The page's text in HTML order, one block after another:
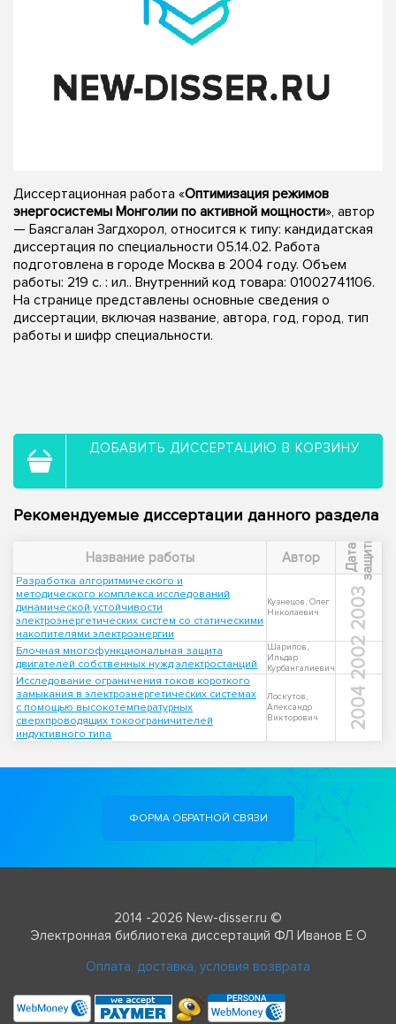
Диссертационная работа «Оптимизация режимов
энергосистемы Монголии по активной мощности», автор
— Баясгалан Загдхорол, относится к типу: кандидатская
диссертация по специальности 05.14.02. Работа
подготовлена в городе Москва в 2004 году. Объем
работы: 219 с. : ил.. Внутренний код товара: 01002741106.
На странице представлены основные сведения о
диссертации, включая название, автора, год, город, тип
работы и шифр специальности.
ДОБАВИТЬ ДИССЕРТАЦИЮ В КОРЗИНУ
Рекомендуемые диссертации данного раздела
Название работы Автор Д
а
т
а
з
а
щ
и
т ы
Разработка алгоритмического и
методического комплекса исследований
динамической устойчивости
электроэнергетических систем со статическими
накопителями электроэнергии
Кузнецов, Олег
Николаевич
2003
Блочная многофункциональная защита
двигателей собственных нужд электростанций
Шарипов,
Ильдар
Курбангалиевич
2002
Исследование ограничения токов короткого
замыкания в электроэнергетических системах
с помощью высокотемпературных
сверхпроводящих токоограничителей
индуктивного типа
Лоскутов,
Александр
Викторович
2004
ФОРМА ОБРАТНОЙ СВЯЗИ
2014 -2026 New-disser.ru ©
Электронная библиотека диссертаций ФЛ Иванов Е О
Оплата, доставка, условия возврата